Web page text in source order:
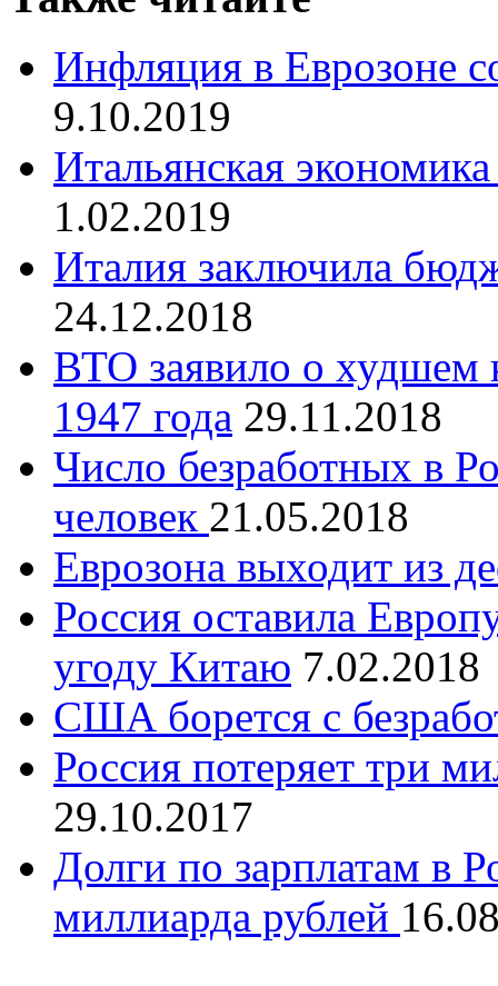
Инфляция в Еврозоне
9.10.2019
Итальянская
1.02.2019
Италия заключила
24.12.2018
ВТО заявило о худшем
1947 года 29.11.2018
Число безработных в
человек 21.05.2018
Еврозона выходит из
Россия оставила
угоду Китаю 7.02.2018
США борется с
Россия потеряет три
29.10.2017
Долги по зарплатам в
миллиарда рублей